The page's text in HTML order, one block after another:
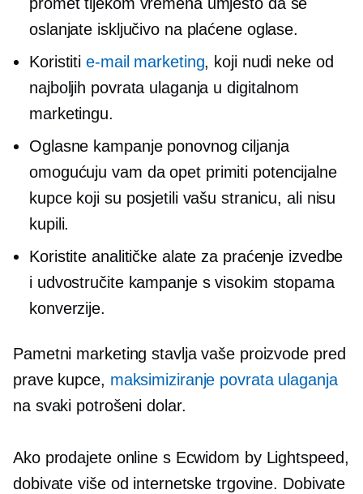
promet tijekom vremena umjesto da se
oslanjate isključivo na plaćene oglase.
Koristitie-mail marketing, koji nudi neke od
najboljih povrata ulaganja u digitalnom
marketingu.
Oglasne kampanje ponovnog ciljanja
omogućuju vam daopet primiti potencijalne
kupce koji su posjetili vašu stranicu, ali nisu
kupili.
Koristite analitičke alate za praćenje izvedbe
i udvostručite kampanje s visokim stopama
konverzije.
Pametni marketing stavlja vaše proizvode pred
prave kupce, maksimiziranje povrata ulaganja
na svaki potrošeni dolar.
Ako prodajete online s Ecwidom by Lightspeed,
dobivate više od internetske trgovine. Dobivate